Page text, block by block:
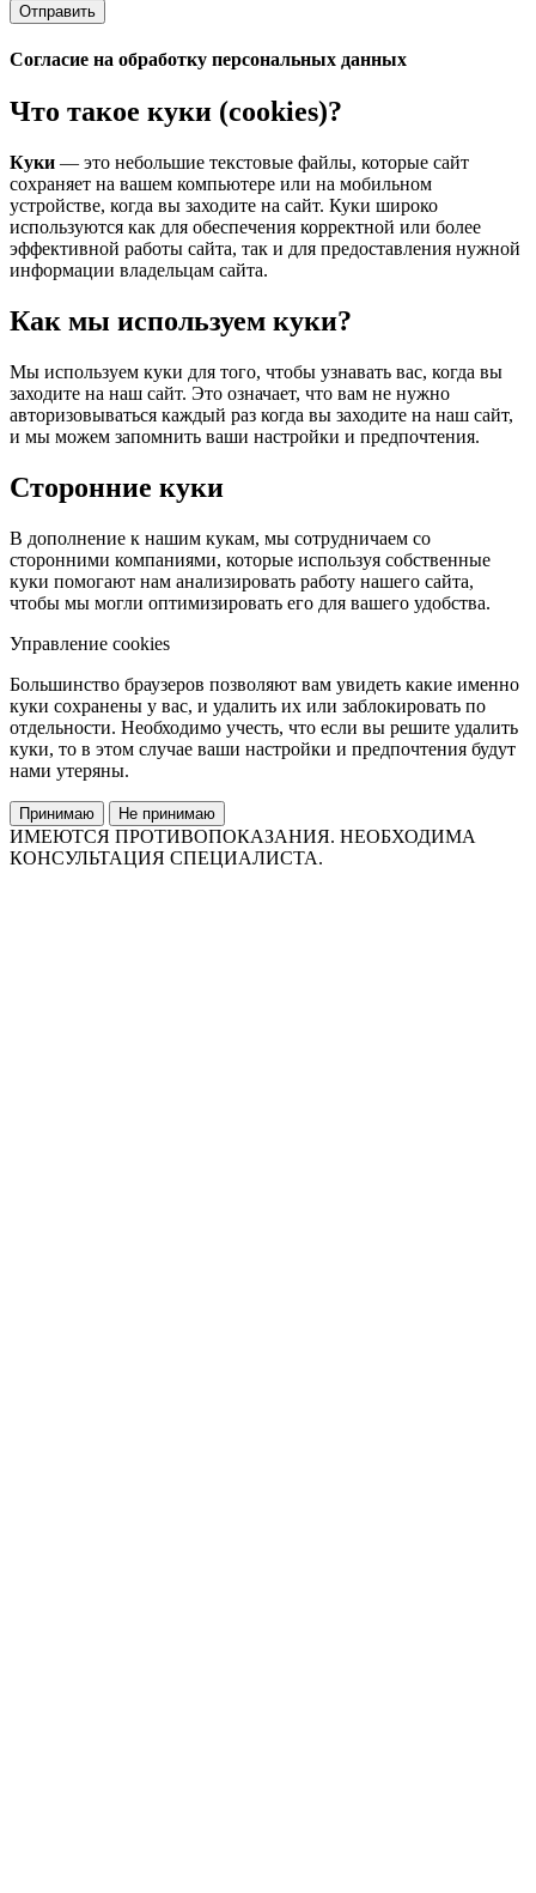
Отправить
Согласие на обработку персональных данных
Что такое куки (cookies)?
Куки — это небольшие текстовые файлы, которые сайт
сохраняет на вашем компьютере или на мобильном
устройстве, когда вы заходите на сайт. Куки широко
используются как для обеспечения корректной или более
эффективной работы сайта, так и для предоставления нужной
информации владельцам сайта.
Как мы используем куки?
Мы используем куки для того, чтобы узнавать вас, когда вы
заходите на наш сайт. Это означает, что вам не нужно
авторизовываться каждый раз когда вы заходите на наш сайт,
и мы можем запомнить ваши настройки и предпочтения.
Сторонние куки
В дополнение к нашим кукам, мы сотрудничаем со
сторонними компаниями, которые используя собственные
куки помогают нам анализировать работу нашего сайта,
чтобы мы могли оптимизировать его для вашего удобства.
Управление cookies
Большинство браузеров позволяют вам увидеть какие именно
куки сохранены у вас, и удалить их или заблокировать по
отдельности. Необходимо учесть, что если вы решите удалить
куки, то в этом случае ваши настройки и предпочтения будут
нами утеряны.
Принимаю Не принимаю
ИМЕЮТСЯ ПРОТИВОПОКАЗАНИЯ. НЕОБХОДИМА
КОНСУЛЬТАЦИЯ СПЕЦИАЛИСТА.